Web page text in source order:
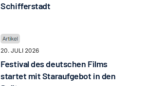
Schifferstadt
20. JULI 2026
Festival des deutschen Films
startet mit Staraufgebot in den